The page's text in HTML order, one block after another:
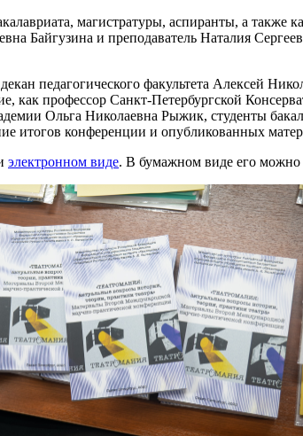
магистратуры, аспиранты, а
Байгузина и преподаватель Наталия
педагогического факультета Алексей
как профессор Санкт-Петербургской
Ольга Николаевна Рыжик, студенты
итогов конференции и опубликованных
электронном виде. В бумажном виде его можно